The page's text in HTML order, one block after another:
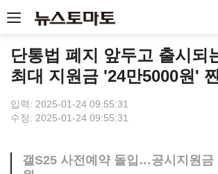
단통법 폐지 앞두고 출시되
최대 지원금 '24만5000원'
입력: 2025-01-24 09:55:31
수정: 2025-01-24 09:55:31
갤S25 사전예약 돌입…공시지원금